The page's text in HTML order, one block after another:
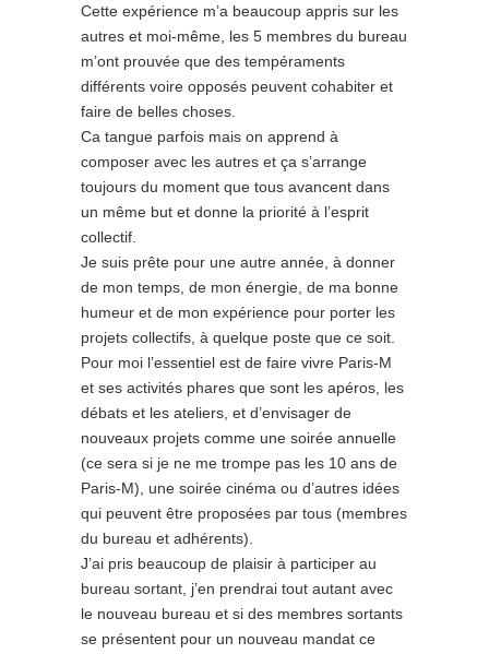
Cette expérience m’a beaucoup appris sur les
autres et moi-même, les 5 membres du bureau
m’ont prouvée que des tempéraments
différents voire opposés peuvent cohabiter et
faire de belles choses.
Ca tangue parfois mais on apprend à
composer avec les autres et ça s’arrange
toujours du moment que tous avancent dans
un même but et donne la priorité à l’esprit
collectif.
Je suis prête pour une autre année, à donner
de mon temps, de mon énergie, de ma bonne
humeur et de mon expérience pour porter les
projets collectifs, à quelque poste que ce soit.
Pour moi l’essentiel est de faire vivre Paris-M
et ses activités phares que sont les apéros, les
débats et les ateliers, et d’envisager de
nouveaux projets comme une soirée annuelle
(ce sera si je ne me trompe pas les 10 ans de
Paris-M), une soirée cinéma ou d’autres idées
qui peuvent être proposées par tous (membres
du bureau et adhérents).
J’ai pris beaucoup de plaisir à participer au
bureau sortant, j’en prendrai tout autant avec
le nouveau bureau et si des membres sortants
se présentent pour un nouveau mandat ce